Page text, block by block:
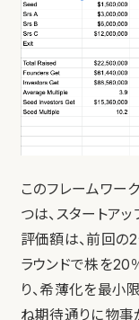
このフレームワー
つは、スタートア
評価額は、前回の
ラウンドで株を20
り、希薄化を最小
ね期待通りに物事